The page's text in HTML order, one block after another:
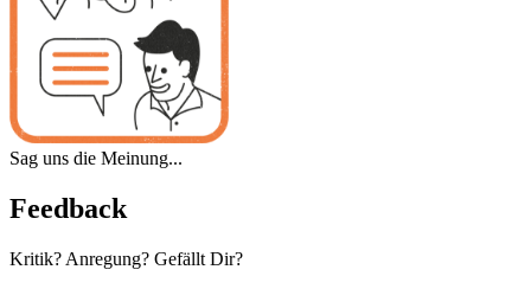
Sag uns die Meinung...
Feedback
Kritik? Anregung? Gefällt Dir?